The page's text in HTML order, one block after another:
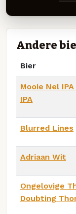
Andere
Bier
Mooie Nel
IPA
Blurred Lines
Adriaan Wit
Ongelovige
Doubting